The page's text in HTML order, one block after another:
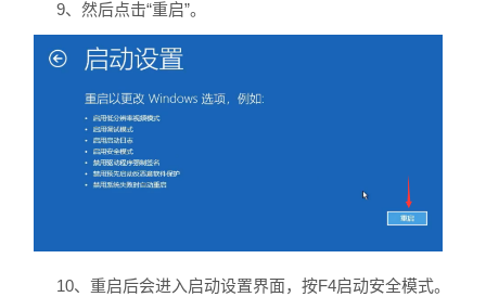
9、然后点击“重启”。
10、重启后会进入启动设置界面，按F4启动安全模式。